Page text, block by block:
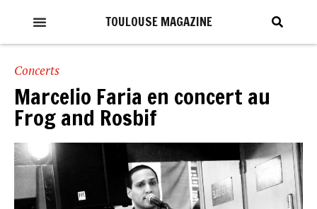
TOULOUSE MAGAZINE
Concerts
Marcelio Faria en concert au
Frog and Rosbif